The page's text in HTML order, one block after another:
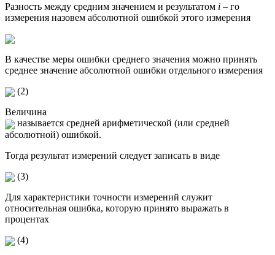
Разность между средним значением и результатом i – го
измерения назовем абсолютной ошибкой этого измерения
В качестве меры ошибки среднего значения можно принять
среднее значение абсолютной ошибки отдельного измерения
(2)
Величина
называется средней арифметической (или средней
абсолютной) ошибкой.
Тогда результат измерений следует записать в виде
(3)
Для характеристики точности измерений служит
относительная ошибка, которую принято выражать в
процентах
(4)